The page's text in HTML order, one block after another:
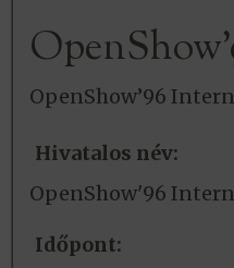
OpenShow’96
Hivatalos név:
OpenShow'96
Időpont: